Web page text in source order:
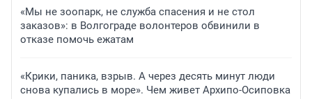
«Мы не зоопарк, не служба спасения и не стол
заказов»: в Волгограде волонтеров обвинили в
отказе помочь ежатам
«Крики, паника, взрыв. А через десять минут люди
снова купались в море». Чем живет Архипо-Осиповка